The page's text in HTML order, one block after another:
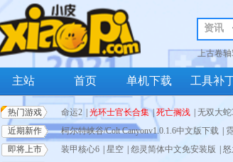
上古卷轴
资讯
主站 首页 单机下载 工具补
热门游戏 命运2 光环士官长合集| 死亡搁浅 无双大蛇
战僵尸：和睦小镇保卫战| 噬血代码 | 无主之
近期新作 柯尔特峡谷/Colt Canyonv1.0.1.6中文版下载
中文版| 蓝色协议简体中文免安装版| 核爆
即将上市 装甲核心6 星空 怨灵简体中文免安装版 怒